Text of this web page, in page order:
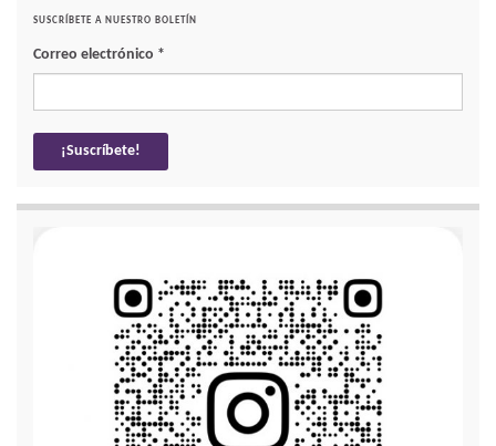
SUSCRÍBETE A NUESTRO BOLETÍN
Correo electrónico *